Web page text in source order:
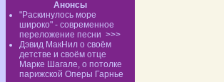
Анонсы
"Раскинулось море
широко" - современное
переложение песни >>>
Дэвид МакНил о своём
детстве и своём отце
Марке Шагале, о потолке
парижской Оперы Гарнье